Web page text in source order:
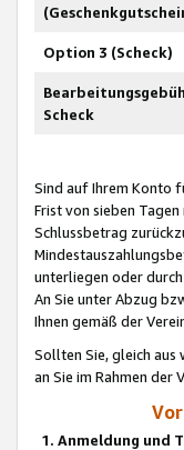
Option 3 (Scheck)
Scheck
Sind auf Ihrem Konto
Frist von sieben
Schlussbetrag
unterliegen oder
An Sie unter Abzug
Ihnen gemäß der
Sollten Sie, gleich aus
an Sie im Rahmen
1. Anmeldung und